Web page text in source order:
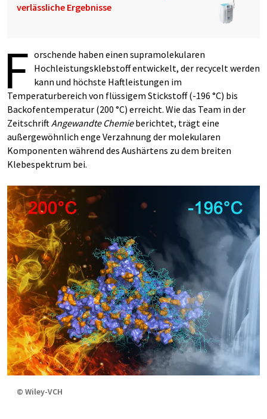
verlässliche Ergebnisse
F orschende haben einen supramolekularen
Hochleistungsklebstoff entwickelt, der recycelt werden
kann und höchste Haftleistungen im
Temperaturbereich von flüssigem Stickstoff (-196 °C) bis
Backofentemperatur (200 °C) erreicht. Wie das Team in der
ZeitschriftAngewandte Chemieberichtet, trägt eine
außergewöhnlich enge Verzahnung der molekularen
Komponenten während des Aushärtens zu dem breiten
Klebespektrum bei.
© Wiley-VCH